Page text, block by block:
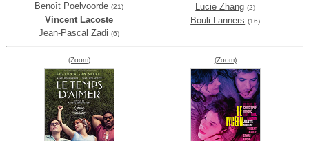
Benoît Poelvoorde (21)
Vincent Lacoste
Jean-Pascal Zadi (6)
Lucie Zhang (2)
Bouli Lanners (16)
(Zoom) (Zoom)